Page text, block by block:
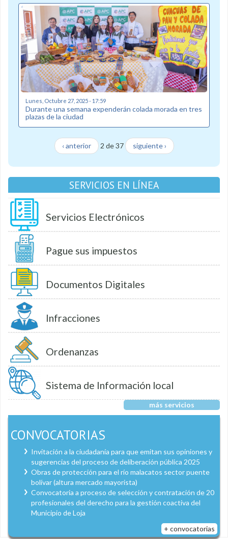
Lunes, Octubre 27, 2025 - 17:59
Durante una semana expenderán colada morada en tres
plazas de la ciudad
‹ anterior 2 de 37 siguiente ›
SERVICIOS EN LÍNEA
Servicios Electrónicos
Pague sus impuestos
Documentos Digitales
Infracciones
Ordenanzas
Sistema de Información local
más servicios
CONVOCATORIAS
Invitación a la ciudadanía para que emitan sus opiniones y
sugerencias del proceso de deliberación pública 2025
Obras de protección para el río malacatos sector puente
bolívar (altura mercado mayorista)
Convocatoria a proceso de selección y contratación de 20
profesionales del derecho para la gestión coactiva del
Municipio de Loja
+ convocatorias